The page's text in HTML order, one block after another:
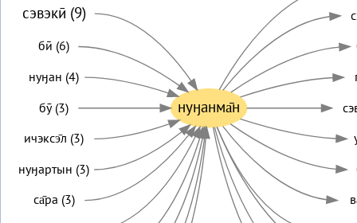
нуӈанма̄н
сэвэкӣ (9)
бӣ (6)
нуӈан (4)
бӯ (3)
ичэксэ̄л (3)
нуӈартын (3)
са̄ра (3)